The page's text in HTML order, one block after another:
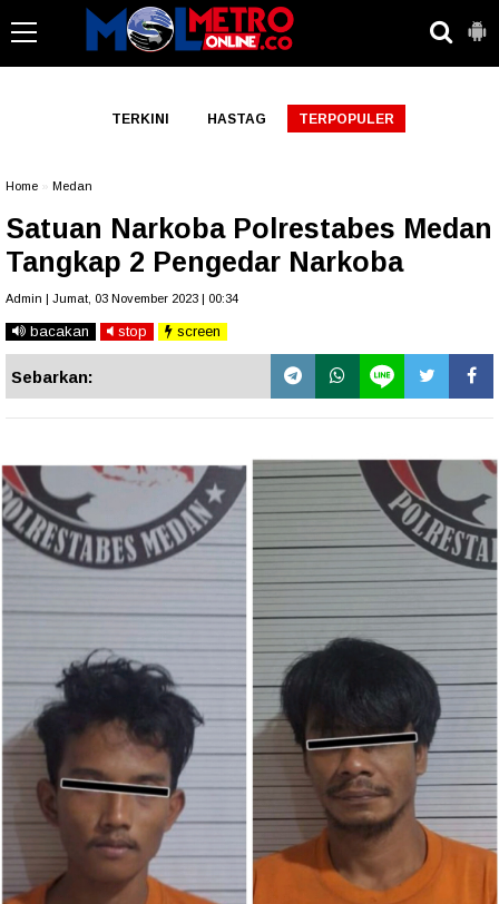
TERKINI HASTAG TERPOPULER
Home Medan
Satuan Narkoba Polrestabes Medan
Tangkap 2 Pengedar Narkoba
Admin | Jumat, 03 November 2023 | 00:34
bacakan stop screen
Sebarkan: